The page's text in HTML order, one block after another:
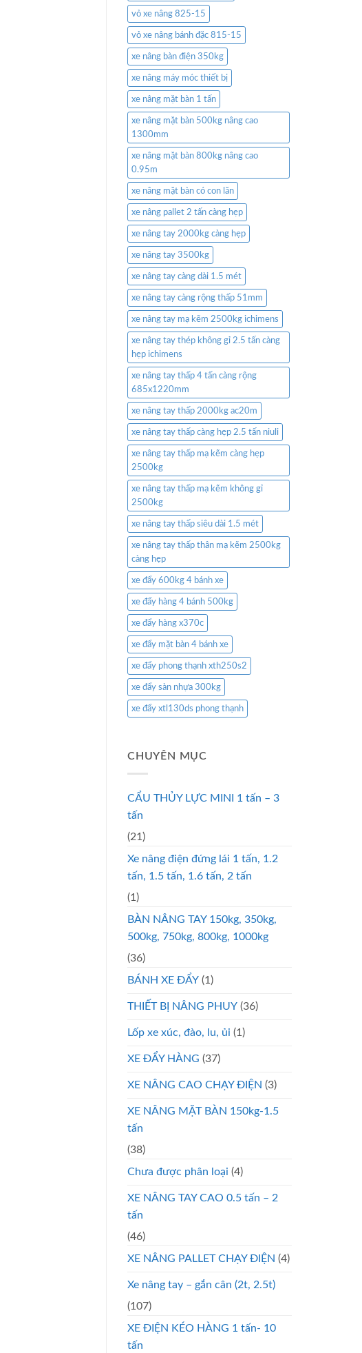
vỏ xe nâng 825-15
vỏ xe nâng bánh đặc 815-15
xe nâng bàn điện 350kg
xe nâng máy móc thiết bị
xe nâng mặt bàn 1 tấn
xe nâng mặt bàn 500kg nâng cao
1300mm
xe nâng mặt bàn 800kg nâng cao
0.95m
xe nâng mặt bàn có con lăn
xe nâng pallet 2 tấn càng hẹp
xe nâng tay 2000kg càng hẹp
xe nâng tay 3500kg
xe nâng tay càng dài 1.5 mét
xe nâng tay càng rộng thấp 51mm
xe nâng tay mạ kẽm 2500kg ichimens
xe nâng tay thép không gỉ 2.5 tấn càng
hẹp ichimens
xe nâng tay thấp 4 tấn càng rộng
685x1220mm
xe nâng tay thấp 2000kg ac20m
xe nâng tay thấp càng hẹp 2.5 tấn niuli
xe nâng tay thấp mạ kẽm càng hẹp
2500kg
xe nâng tay thấp mạ kẽm không gỉ
2500kg
xe nâng tay thấp siêu dài 1.5 mét
xe nâng tay thấp thân mạ kẽm 2500kg
càng hẹp
xe đẩy 600kg 4 bánh xe
xe đẩy hàng 4 bánh 500kg
xe đẩy hàng x370c
xe đẩy mặt bàn 4 bánh xe
xe đẩy phong thạnh xth250s2
xe đẩy sàn nhựa 300kg
xe đẩy xtl130ds phong thạnh
CHUYÊN MỤC
CẨU THỦY LỰC MINI 1 tấn – 3
tấn
(21)
Xe nâng điện đứng lái 1 tấn, 1.2
tấn, 1.5 tấn, 1.6 tấn, 2 tấn
(1)
BÀN NÂNG TAY 150kg, 350kg,
500kg, 750kg, 800kg, 1000kg
(36)
BÁNH XE ĐẨY (1)
THIẾT BỊ NÂNG PHUY (36)
Lốp xe xúc, đào, lu, ủi (1)
XE ĐẨY HÀNG (37)
XE NÂNG CAO CHẠY ĐIỆN (3)
XE NÂNG MẶT BÀN 150kg-1.5
tấn
(38)
Chưa được phân loại (4)
XE NÂNG TAY CAO 0.5 tấn – 2
tấn
(46)
XE NÂNG PALLET CHẠY ĐIỆN (4)
Xe nâng tay – gắn cân (2t, 2.5t)
(107)
XE ĐIỆN KÉO HÀNG 1 tấn- 10
tấn